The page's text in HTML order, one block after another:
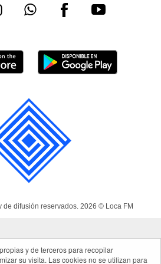
y de terceros para recopilar
su visita. Las cookies no se utilizan para
de difusión reservados. 2026 © Loca FM